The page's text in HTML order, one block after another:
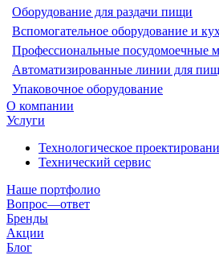
Оборудование для раздачи пищи
Вспомогательное оборудование и
Профессиональные посудомоечные
Автоматизированные линии для
Упаковочное оборудование
О компании
Услуги
Технологическое
Технический сервис
Наше портфолио
Вопрос—ответ
Бренды
Акции
Блог